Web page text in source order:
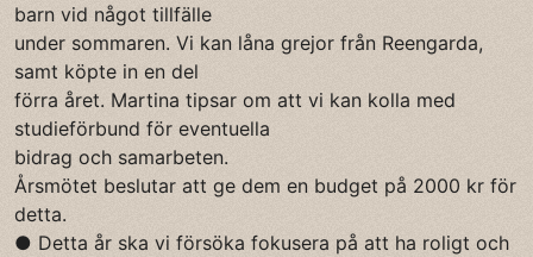
barn vid något tillfälle
under sommaren. Vi kan låna grejor från Reengarda,
samt köpte in en del
förra året. Martina tipsar om att vi kan kolla med
studieförbund för eventuella
bidrag och samarbeten.
Årsmötet beslutar att ge dem en budget på 2000 kr för
detta.
● Detta år ska vi försöka fokusera på att ha roligt och